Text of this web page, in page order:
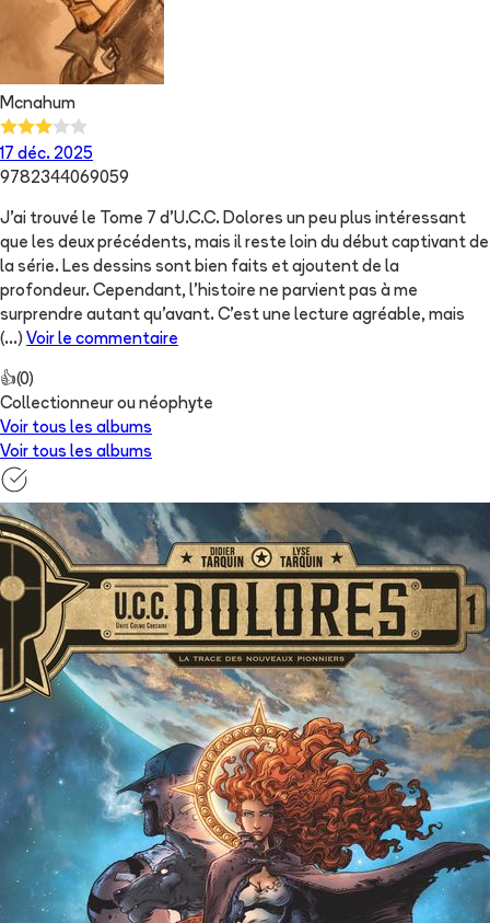
Mcnahum
17 déc. 2025
9782344069059
J'ai trouvé le Tome 7 d'U.C.C. Dolores un peu plus intéressant
que les deux précédents, mais il reste loin du début captivant de
la série. Les dessins sont bien faits et ajoutent de la
profondeur. Cependant, l'histoire ne parvient pas à me
surprendre autant qu'avant. C'est une lecture agréable, mais
(...) Voir le commentaire
👍(0)
Collectionneur ou néophyte
Voir tous les albums
Voir tous les albums